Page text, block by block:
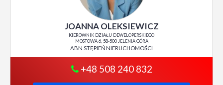
JOANNA OLEKSIEWICZ
KIEROWNIK DZIAŁU DEWELOPERSKIEGO
MOSTOWA 6, 58-500 JELENIA GÓRA
ABN STĘPIEŃ NIERUCHOMOŚCI
+48 508 240 832